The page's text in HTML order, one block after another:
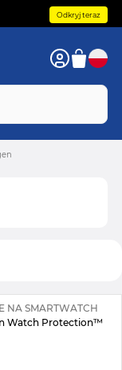
Odkryj teraz
NA SMARTWATCH
Watch Protection™